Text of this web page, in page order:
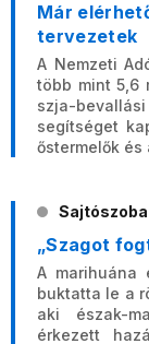
Már
tervezetek
A Nemzeti
több mint 5,6
szja-
segítséget
őstermelők és
Sajtószoba
„Szagot
A marihuána
buktatta le a
aki észak-
érkezett